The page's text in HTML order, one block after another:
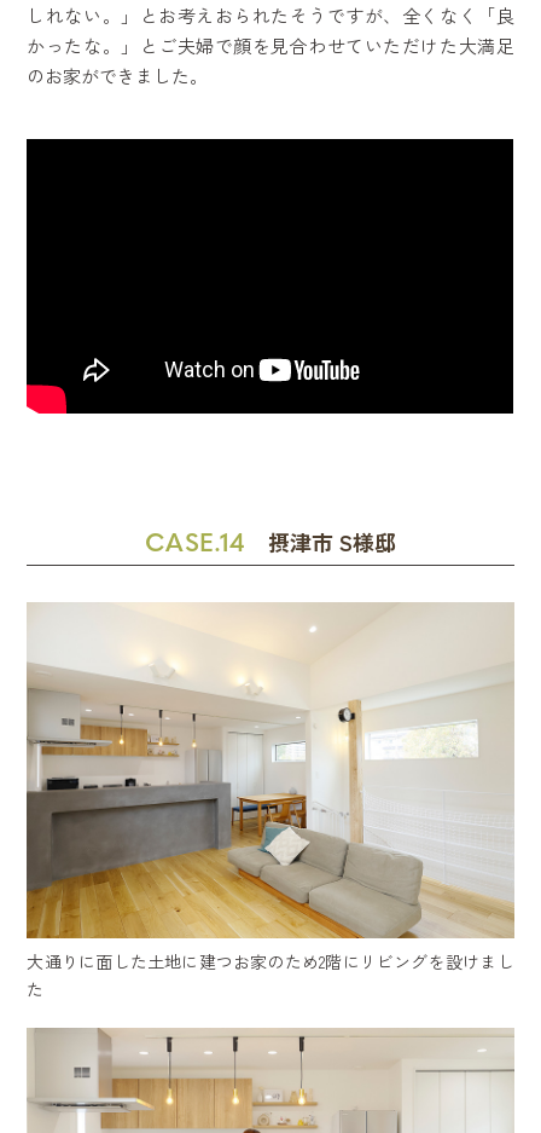
しれない。」とお考えおられたそうですが、全くなく「良
かったな。」とご夫婦で顔を見合わせていただけた大満足
のお家ができました。
CASE.14 摂津市 S様邸
大通りに面した土地に建つお家のため2階にリビングを設けまし
た